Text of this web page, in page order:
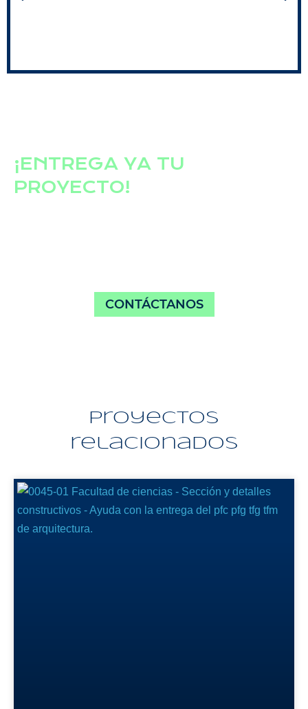
¡ENTREGA YA TU
PROYECTO!
CONTÁCTANOS
Proyectos
relacionados